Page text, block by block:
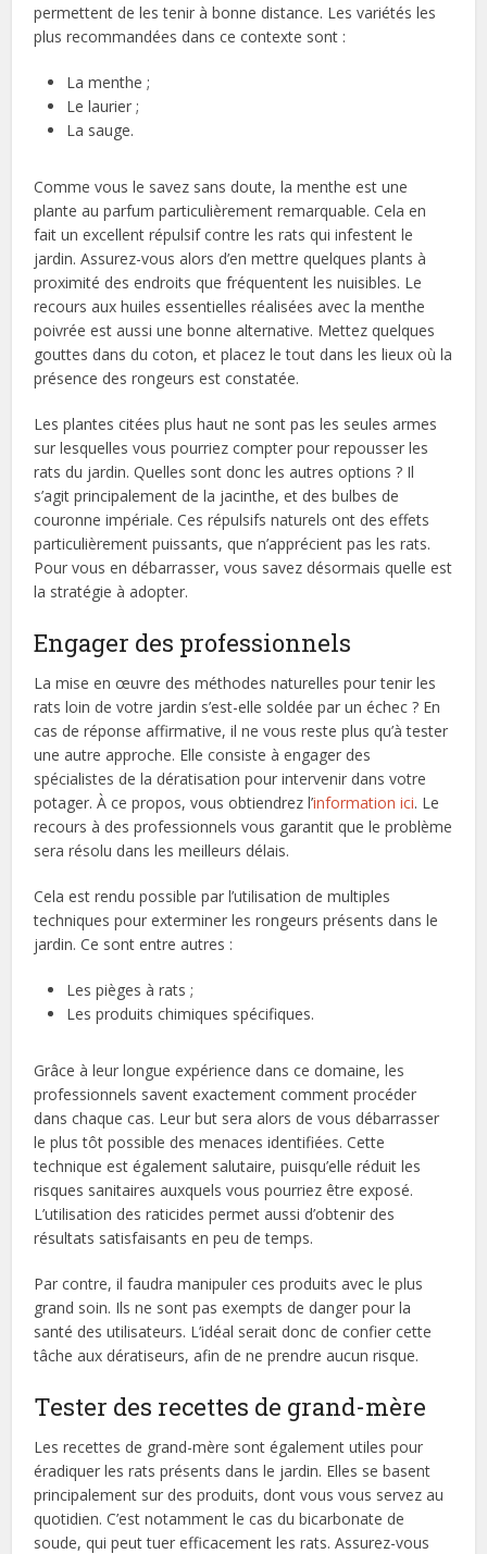
permettent de les tenir à bonne distance. Les variétés les
plus recommandées dans ce contexte sont :
La menthe ;
Le laurier ;
La sauge.
Comme vous le savez sans doute, la menthe est une
plante au parfum particulièrement remarquable. Cela en
fait un excellent répulsif contre les rats qui infestent le
jardin. Assurez-vous alors d’en mettre quelques plants à
proximité des endroits que fréquentent les nuisibles. Le
recours aux huiles essentielles réalisées avec la menthe
poivrée est aussi une bonne alternative. Mettez quelques
gouttes dans du coton, et placez le tout dans les lieux où la
présence des rongeurs est constatée.
Les plantes citées plus haut ne sont pas les seules armes
sur lesquelles vous pourriez compter pour repousser les
rats du jardin. Quelles sont donc les autres options ? Il
s’agit principalement de la jacinthe, et des bulbes de
couronne impériale. Ces répulsifs naturels ont des effets
particulièrement puissants, que n’apprécient pas les rats.
Pour vous en débarrasser, vous savez désormais quelle est
la stratégie à adopter.
Engager des professionnels
La mise en œuvre des méthodes naturelles pour tenir les
rats loin de votre jardin s’est-elle soldée par un échec ? En
cas de réponse affirmative, il ne vous reste plus qu’à tester
une autre approche. Elle consiste à engager des
spécialistes de la dératisation pour intervenir dans votre
potager. À ce propos, vous obtiendrez l’information ici. Le
recours à des professionnels vous garantit que le problème
sera résolu dans les meilleurs délais.
Cela est rendu possible par l’utilisation de multiples
techniques pour exterminer les rongeurs présents dans le
jardin. Ce sont entre autres :
Les pièges à rats ;
Les produits chimiques spécifiques.
Grâce à leur longue expérience dans ce domaine, les
professionnels savent exactement comment procéder
dans chaque cas. Leur but sera alors de vous débarrasser
le plus tôt possible des menaces identifiées. Cette
technique est également salutaire, puisqu’elle réduit les
risques sanitaires auxquels vous pourriez être exposé.
L’utilisation des raticides permet aussi d’obtenir des
résultats satisfaisants en peu de temps.
Par contre, il faudra manipuler ces produits avec le plus
grand soin. Ils ne sont pas exempts de danger pour la
santé des utilisateurs. L’idéal serait donc de confier cette
tâche aux dératiseurs, afin de ne prendre aucun risque.
Tester des recettes de grand-mère
Les recettes de grand-mère sont également utiles pour
éradiquer les rats présents dans le jardin. Elles se basent
principalement sur des produits, dont vous vous servez au
quotidien. C’est notamment le cas du bicarbonate de
soude, qui peut tuer efficacement les rats. Assurez-vous